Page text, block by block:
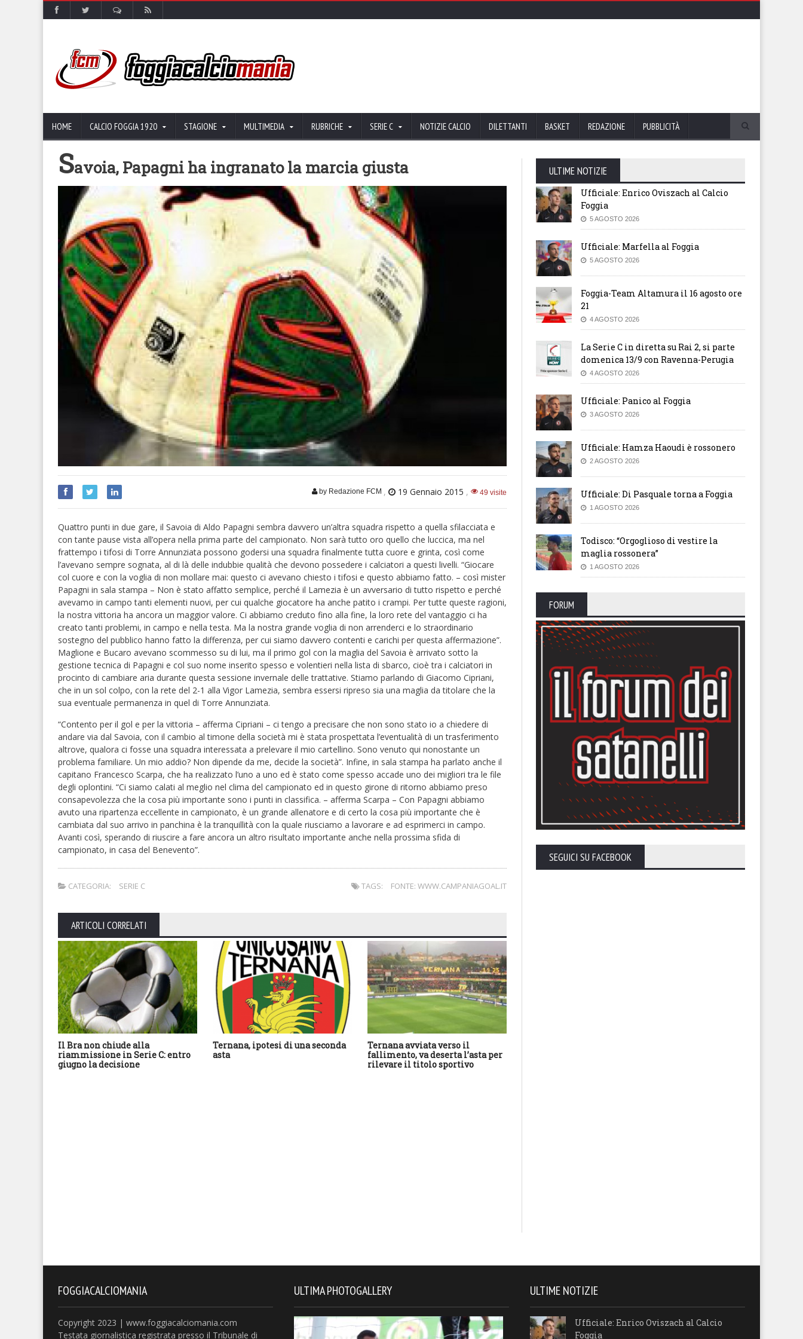
HOME CALCIO FOGGIA 1920 STAGIONE MULTIMEDIA RUBRICHE SERIE C NOTIZIE CALCIO DILETTANTI BASKET REDAZIONE PUBBLICITÀ
Savoia, Papagni ha ingranato la marcia giusta
by Redazione FCM , 19 Gennaio 2015 , 49 visite
Quattro punti in due gare, il Savoia di Aldo Papagni sembra davvero un’altra squadra rispetto a quella sfilacciata e
con tante pause vista all’opera nella prima parte del campionato. Non sarà tutto oro quello che luccica, ma nel
frattempo i tifosi di Torre Annunziata possono godersi una squadra finalmente tutta cuore e grinta, così come
l’avevano sempre sognata, al di là delle indubbie qualità che devono possedere i calciatori a questi livelli. “Giocare
col cuore e con la voglia di non mollare mai: questo ci avevano chiesto i tifosi e questo abbiamo fatto. – così mister
Papagni in sala stampa – Non è stato affatto semplice, perché il Lamezia è un avversario di tutto rispetto e perché
avevamo in campo tanti elementi nuovi, per cui qualche giocatore ha anche patito i crampi. Per tutte queste ragioni,
la nostra vittoria ha ancora un maggior valore. Ci abbiamo creduto fino alla fine, la loro rete del vantaggio ci ha
creato tanti problemi, in campo e nella testa. Ma la nostra grande voglia di non arrenderci e lo straordinario
sostegno del pubblico hanno fatto la differenza, per cui siamo davvero contenti e carichi per questa affermazione”.
Maglione e Bucaro avevano scommesso su di lui, ma il primo gol con la maglia del Savoia è arrivato sotto la
gestione tecnica di Papagni e col suo nome inserito spesso e volentieri nella lista di sbarco, cioè tra i calciatori in
procinto di cambiare aria durante questa sessione invernale delle trattative. Stiamo parlando di Giacomo Cipriani,
che in un sol colpo, con la rete del 2-1 alla Vigor Lamezia, sembra essersi ripreso sia una maglia da titolare che la
sua eventuale permanenza in quel di Torre Annunziata.
“Contento per il gol e per la vittoria – afferma Cipriani – ci tengo a precisare che non sono stato io a chiedere di
andare via dal Savoia, con il cambio al timone della società mi è stata prospettata l’eventualità di un trasferimento
altrove, qualora ci fosse una squadra interessata a prelevare il mio cartellino. Sono venuto qui nonostante un
problema familiare. Un mio addio? Non dipende da me, decide la società”. Infine, in sala stampa ha parlato anche il
capitano Francesco Scarpa, che ha realizzato l’uno a uno ed è stato come spesso accade uno dei migliori tra le file
degli oplontini. “Ci siamo calati al meglio nel clima del campionato ed in questo girone di ritorno abbiamo preso
consapevolezza che la cosa più importante sono i punti in classifica. – afferma Scarpa – Con Papagni abbiamo
avuto una ripartenza eccellente in campionato, è un grande allenatore e di certo la cosa più importante che è
cambiata dal suo arrivo in panchina è la tranquillità con la quale riusciamo a lavorare e ad esprimerci in campo.
Avanti così, sperando di riuscire a fare ancora un altro risultato importante anche nella prossima sfida di
campionato, in casa del Benevento”.
CATEGORIA: SERIE C TAGS: FONTE: WWW.CAMPANIAGOAL.IT
ARTICOLI CORRELATI
Il Bra non chiude alla
riammissione in Serie C: entro
giugno la decisione
Ternana, ipotesi di una seconda
asta
Ternana avviata verso il
fallimento, va deserta l’asta per
rilevare il titolo sportivo
ULTIME NOTIZIE
Ufficiale: Enrico Oviszach al Calcio
Foggia
5 AGOSTO 2026
Ufficiale: Marfella al Foggia
5 AGOSTO 2026
Foggia-Team Altamura il 16 agosto ore
21
4 AGOSTO 2026
La Serie C in diretta su Rai 2, si parte
domenica 13/9 con Ravenna-Perugia
4 AGOSTO 2026
Ufficiale: Panico al Foggia
3 AGOSTO 2026
Ufficiale: Hamza Haoudi è rossonero
2 AGOSTO 2026
Ufficiale: Di Pasquale torna a Foggia
1 AGOSTO 2026
Todisco: “Orgoglioso di vestire la
maglia rossonera”
1 AGOSTO 2026
FORUM
SEGUICI SU FACEBOOK
FOGGIACALCIOMANIA
Copyright 2023 | www.foggiacalciomania.com
Testata giornalistica registrata presso il Tribunale di
ULTIMA PHOTOGALLERY ULTIME NOTIZIE
Ufficiale: Enrico Oviszach al Calcio
Foggia